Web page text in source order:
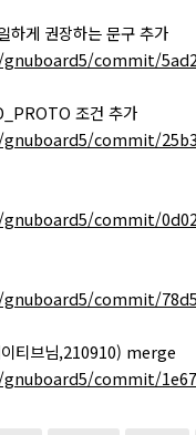
하게 권장하는 문구 추가
commit/
조건 추가
commit/
commit/
commit/
이티브님,210910) merge
commit/